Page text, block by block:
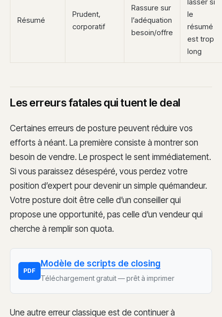
Résumé
Prudent,
corporatif
Rassure sur
l’adéquation
besoin/offre
le
résumé
est trop
long
Les erreurs fatales qui tuent le deal
Certaines erreurs de posture peuvent réduire vos
efforts à néant. La première consiste à montrer son
besoin de vendre. Le prospect le sent immédiatement.
Si vous paraissez désespéré, vous perdez votre
position d’expert pour devenir un simple quémandeur.
Votre posture doit être celle d’un conseiller qui
propose une opportunité, pas celle d’un vendeur qui
cherche à remplir son quota.
PDF
Modèle de scripts de closing
Téléchargement gratuit — prêt à imprimer
Une autre erreur classique est de continuer à